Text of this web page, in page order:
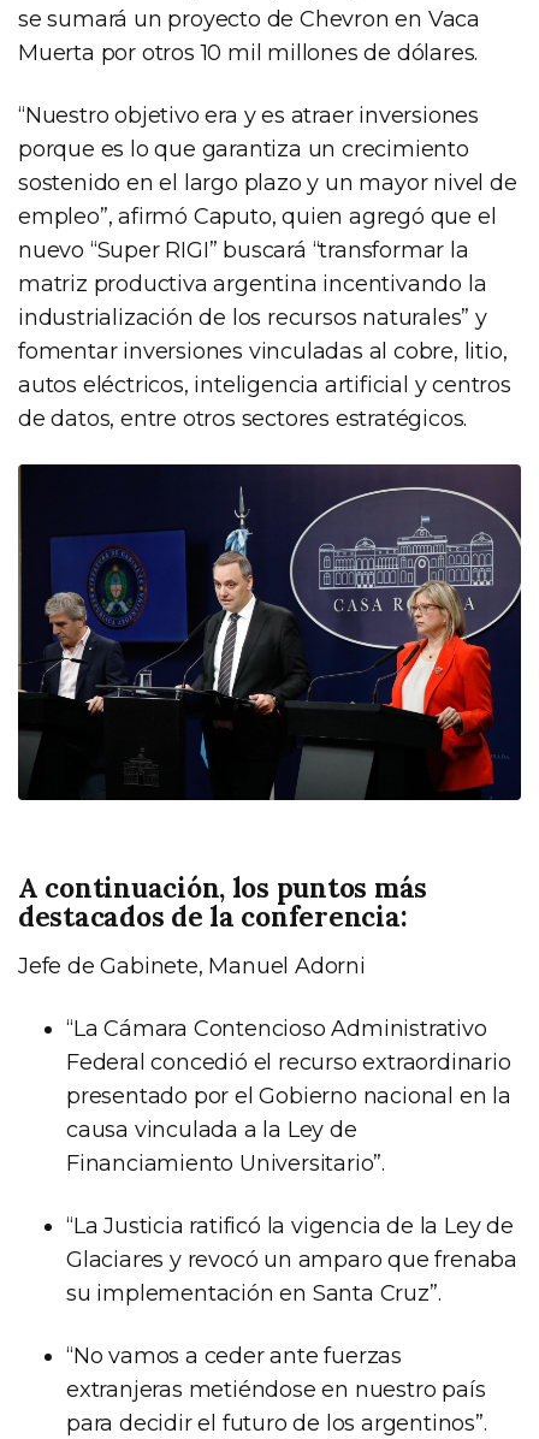
se sumará un proyecto de Chevron en Vaca
Muerta por otros 10 mil millones de dólares.
“Nuestro objetivo era y es atraer inversiones
porque es lo que garantiza un crecimiento
sostenido en el largo plazo y un mayor nivel de
empleo”, afirmó Caputo, quien agregó que el
nuevo “Super RIGI” buscará “transformar la
matriz productiva argentina incentivando la
industrialización de los recursos naturales” y
fomentar inversiones vinculadas al cobre, litio,
autos eléctricos, inteligencia artificial y centros
de datos, entre otros sectores estratégicos.
A continuación, los puntos más
destacados de la conferencia:
Jefe de Gabinete, Manuel Adorni
“La Cámara Contencioso Administrativo
Federal concedió el recurso extraordinario
presentado por el Gobierno nacional en la
causa vinculada a la Ley de
Financiamiento Universitario”.
“La Justicia ratificó la vigencia de la Ley de
Glaciares y revocó un amparo que frenaba
su implementación en Santa Cruz”.
“No vamos a ceder ante fuerzas
extranjeras metiéndose en nuestro país
para decidir el futuro de los argentinos”.